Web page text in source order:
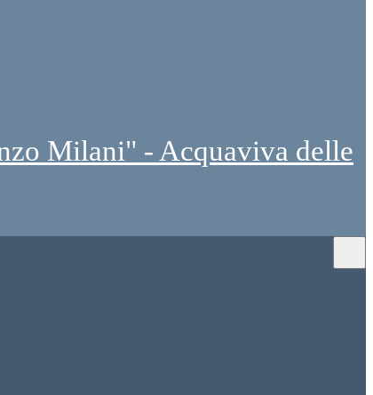
Milani" - Acquaviva delle